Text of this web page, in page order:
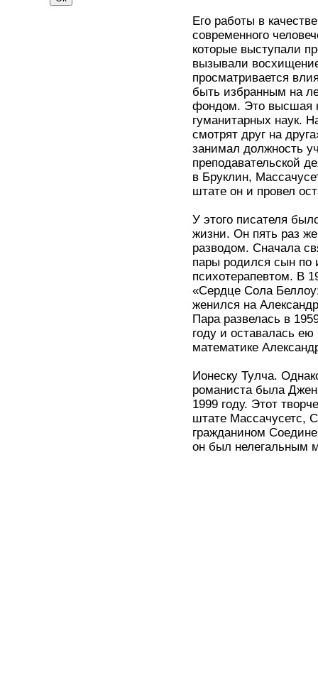
Его работы в
современного
которые выступали
вызывали
просматривается
быть избранным на
фондом. Это высшая
гуманитарных наук.
смотрят друг на
занимал должность
преподавательской
в Бруклин,
штате он и провел
У этого писателя
жизни. Он пять раз
разводом. Сначала
пары родился сын по
психотерапевтом. В
«Сердце Сола
женился на
Пара развелась в
году и оставалась
математике
Ионеску Тулча.
романиста была
1999 году. Этот
штате Массачусетс,
гражданином
он был нелегальным